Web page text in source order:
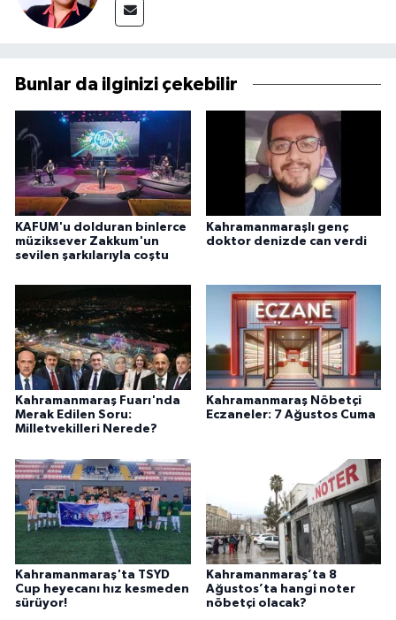
Bunlar da ilginizi çekebilir
KAFUM'u dolduran binlerce
müziksever Zakkum'un
sevilen şarkılarıyla coştu
Kahramanmaraşlı genç
doktor denizde can verdi
Kahramanmaraş Fuarı'nda
Merak Edilen Soru:
Milletvekilleri Nerede?
Kahramanmaraş Nöbetçi
Eczaneler: 7 Ağustos Cuma
Kahramanmaraş'ta TSYD
Cup heyecanı hız kesmeden
sürüyor!
Kahramanmaraş’ta 8
Ağustos’ta hangi noter
nöbetçi olacak?